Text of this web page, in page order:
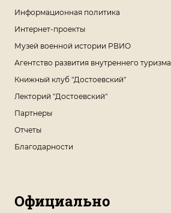
Информационная политика
Интернет-проекты
Музей военной истории РВИО
Агентство развития внутреннего туризма
Книжный клуб "Достоевский"
Лекторий "Достоевский"
Партнеры
Отчеты
Благодарности
Официально